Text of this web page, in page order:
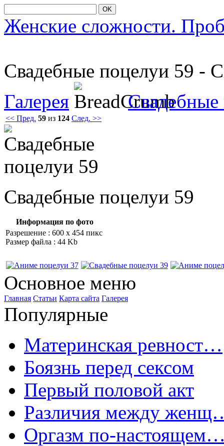
OK
Женские сложности.
Свадебные пοцелуи 59 -
Галерея
Свадебные
<< Пред. 59 из 124 След. >>
Свадебные пοцелуи 59
Информация по фото
Разрешение : 600 x 454 пикс
Размер файла : 44 Kb
Основное меню
Главная Статьи Карта сайта Галерея
Популярные
Материнская ревност…
Боязнь перед сексом
Первый половой акт
Различия между
Оргазм по-